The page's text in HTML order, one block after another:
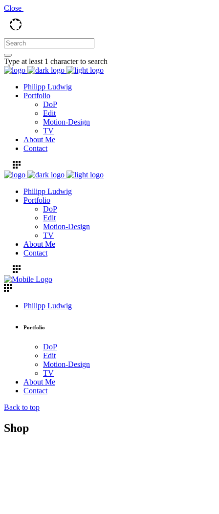
Close
Type at least 1 character to search
Philipp Ludwig
Portfolio
DoP
Edit
Motion-Design
TV
About Me
Contact
Philipp Ludwig
Portfolio
DoP
Edit
Motion-Design
TV
About Me
Contact
Philipp Ludwig
Portfolio
DoP
Edit
Motion-Design
TV
About Me
Contact
Back to top
Shop